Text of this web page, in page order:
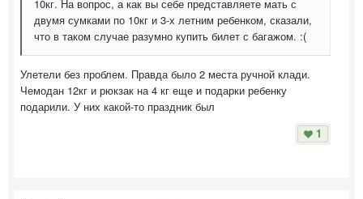
10кг. На вопрос, а как вы себе представляете мать с
двумя сумками по 10кг и 3-х летним ребенком, сказали,
что в таком случае разумно купить билет с багажом. :(
Улетели без проблем. Правда было 2 места ручной клади.
Чемодан 12кг и рюкзак на 4 кг еще и подарки ребенку
подарили. У них какой-то праздник был
1